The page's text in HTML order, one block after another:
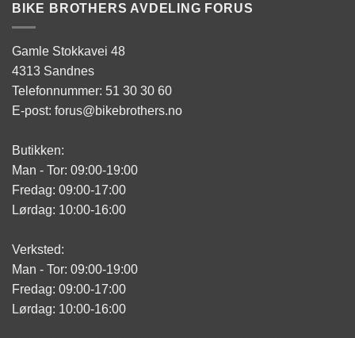
BIKE BROTHERS AVDELING FORUS
Gamle Stokkavei 48
4313 Sandnes
Telefonnummer: 51 30 30 60
E-post: forus@bikebrothers.no
Butikken:
Man - Tor: 09:00-19:00
Fredag: 09:00-17:00
Lørdag: 10:00-16:00
Verksted:
Man - Tor: 09:00-19:00
Fredag: 09:00-17:00
Lørdag: 10:00-16:00